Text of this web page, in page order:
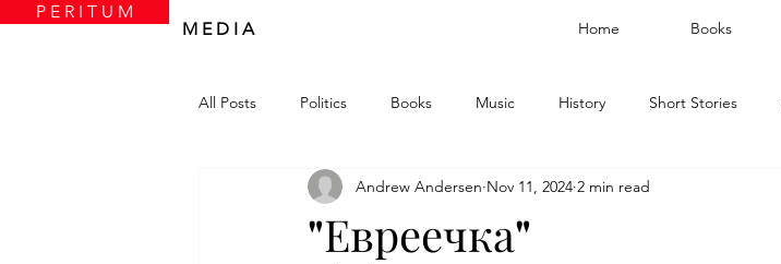
P E R I T U M
M E D I A
Home Books
All Posts Politics Books Music History Short Stories
"Евреечка"
Andrew Andersen Nov 11, 2024 2 min read